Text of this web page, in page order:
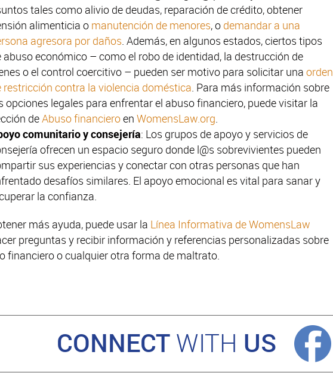
tales como alivio de deudas, reparación de crédito, obtener
alimenticia o manutención de menores, o demandar a una
agresora por daños. Además, en algunos estados, ciertos tipos
abuso económico – como el robo de identidad, la destrucción de
o el control coercitivo – pueden ser motivo para solicitar una orden
restricción contra la violencia doméstica. Para más información sobre
opciones legales para enfrentar el abuso financiero, puede visitar la
deAbuso financieroen WomensLaw.org.
comunitario y consejería: Los grupos de apoyo y servicios de
ofrecen un espacio seguro donde l@s sobrevivientes pueden
sus experiencias y conectar con otras personas que han
desafíos similares. El apoyo emocional es vital para sanar y
la confianza.
más ayuda, puede usar la Línea Informativa de WomensLaw
preguntas y recibir información y referencias personalizadas sobre
financiero o cualquier otra forma de maltrato.
CONNECT WITH US